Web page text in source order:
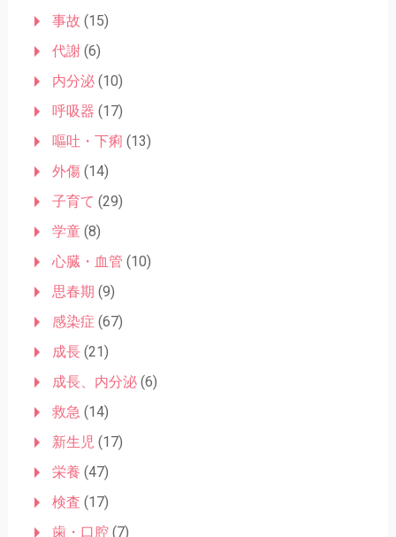
事故 (15)
代謝(6)
内分泌(10)
呼吸器 (17)
嘔吐・下痢 (13)
外傷(14)
子育て (29)
学童(8)
心臓・血管 (10)
思春期 (9)
感染症 (67)
成長(21)
成長、内分泌(6)
救急 (14)
新生児 (17)
栄養 (47)
検査 (17)
歯・口腔(7)